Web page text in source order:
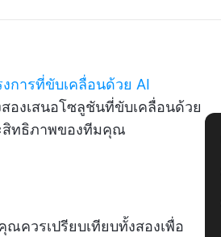
การที่ขับเคลื่อนด้วย AI
องเสนอโซลูชันที่ขับเคลื่อนด้วย
สิทธิภาพของทีมคุณ
ควรเปรียบเทียบทั้งสองเพื่อ